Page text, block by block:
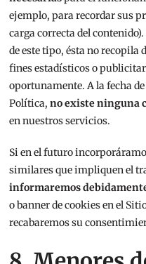
ejemplo, para recordar sus
carga correcta del
de este tipo, ésta no recopila
fines estadísticos o
oportunamente. A la fecha
Política,no existe ninguna
en nuestros servicios.
Si en el futuro
similares que impliquen el
informaremos
o banner de cookies en el
recabaremos su